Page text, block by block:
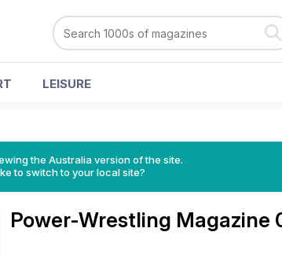
LEISURE
the Australia version of the site.
to switch to your local site?
Power-Wrestling Magazine